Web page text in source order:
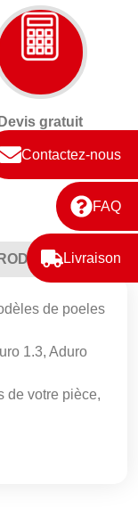
Contactez-nous
FAQ
Livraison
Devis gratuit
de poeles
1.3, Aduro
de votre pièce,